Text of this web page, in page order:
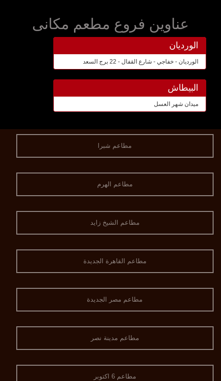
عناوين فروع مطعم مكانى
الورديان
الورديان - خفاجي - شارع القفال - 22 برج السعد
البيطاش
ميدان شهر العسل
مطاعم شبرا
مطاعم الهرم
مطاعم الشيخ زايد
مطاعم القاهرة الجديدة
مطاعم مصر الجديدة
مطاعم مدينة نصر
مطاعم 6 اكتوبر